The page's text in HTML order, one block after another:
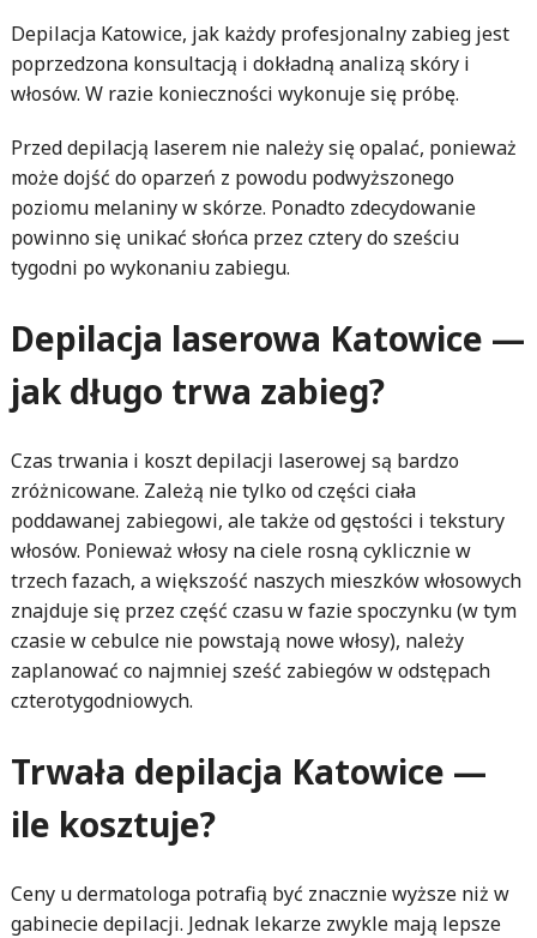
Depilacja Katowice, jak każdy profesjonalny zabieg jest
poprzedzona konsultacją i dokładną analizą skóry i
włosów. W razie konieczności wykonuje się próbę.
Przed depilacją laserem nie należy się opalać, ponieważ
może dojść do oparzeń z powodu podwyższonego
poziomu melaniny w skórze. Ponadto zdecydowanie
powinno się unikać słońca przez cztery do sześciu
tygodni po wykonaniu zabiegu.
Depilacja laserowa Katowice —
jak długo trwa zabieg?
Czas trwania i koszt depilacji laserowej są bardzo
zróżnicowane. Zależą nie tylko od części ciała
poddawanej zabiegowi, ale także od gęstości i tekstury
włosów. Ponieważ włosy na ciele rosną cyklicznie w
trzech fazach, a większość naszych mieszków włosowych
znajduje się przez część czasu w fazie spoczynku (w tym
czasie w cebulce nie powstają nowe włosy), należy
zaplanować co najmniej sześć zabiegów w odstępach
czterotygodniowych.
Trwała depilacja Katowice —
ile kosztuje?
Ceny u dermatologa potrafią być znacznie wyższe niż w
gabinecie depilacji. Jednak lekarze zwykle mają lepsze